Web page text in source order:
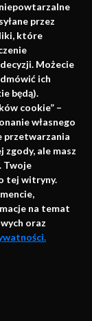
przez
które
Możecie
ich
będą).
cookie” –
własnego
przetwarzania
zgody, ale masz
Twoje
tej witryny.
na temat
oraz